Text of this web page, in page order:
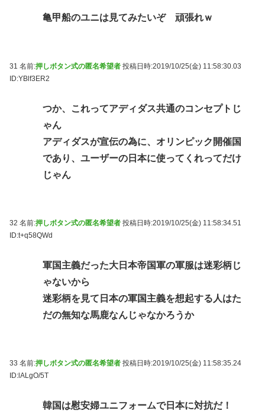
亀甲船のユニは見てみたいぞ 頑張れｗ
31 名前:押しボタン式の匿名希望者 投稿日時:2019/10/25(金) 11:58:30.03
ID:YBlf3ER2
つか、これってアディダス共通のコンセプトじ
ゃん
アディダスが宣伝の為に、オリンピック開催国
であり、ユーザーの日本に使ってくれってだけ
じゃん
32 名前:押しボタン式の匿名希望者 投稿日時:2019/10/25(金) 11:58:34.51
ID:t+q58QWd
軍国主義だった大日本帝国軍の軍服は迷彩柄じ
ゃないから
迷彩柄を見て日本の軍国主義を想起する人はた
だの無知な馬鹿なんじゃなかろうか
33 名前:押しボタン式の匿名希望者 投稿日時:2019/10/25(金) 11:58:35.24
ID:lALgO/5T
韓国は慰安婦ユニフォームで日本に対抗だ！